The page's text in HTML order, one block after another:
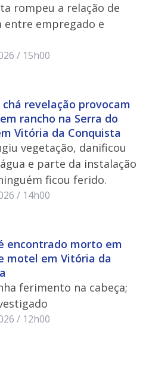
rompeu a relação de
entre empregado e
/ 15h00
chá revelação provocam
rancho na Serra do
Vitória da Conquista
vegetação, danificou
e parte da instalação
ficou ferido.
/ 14h00
encontrado morto em
motel em Vitória da
ferimento na cabeça;
/ 12h00